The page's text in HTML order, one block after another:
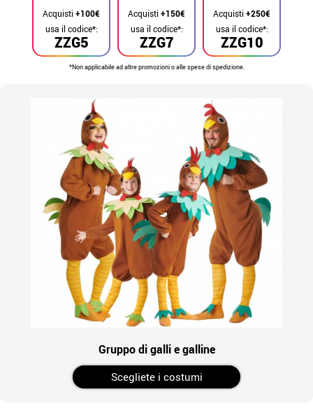
Acquisti+100€
ZZG5
usa il codice*:
Acquisti+150€
ZZG7
usa il codice*:
Acquisti+250€
ZZG10
usa il codice*:
*Non applicabile ad altre promozioni o alle spese di spedizione.
Gruppo di galli e galline
Scegliete i costumi